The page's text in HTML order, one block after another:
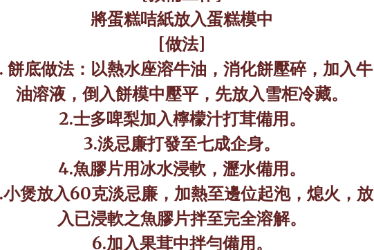
將蛋糕咭紙放入蛋糕模中
[做法]
餅底做法：以熱水座溶牛油，消化餅壓碎，加入牛
油溶液，倒入餅模中壓平，先放入雪柜冷藏。
2.士多啤梨加入檸檬汁打茸備用。
3.淡忌廉打發至七成企身。
4.魚膠片用冰水浸軟，瀝水備用。
小煲放入60克淡忌廉，加熱至邊位起泡，熄火，放
入已浸軟之魚膠片拌至完全溶解。
6.加入果茸中拌勻備用。